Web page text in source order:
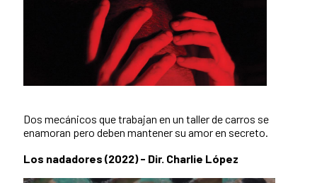
Dos mecánicos que trabajan en un taller de carros se
enamoran pero deben mantener su amor en secreto.
Los nadadores (2022) - Dir. Charlie López